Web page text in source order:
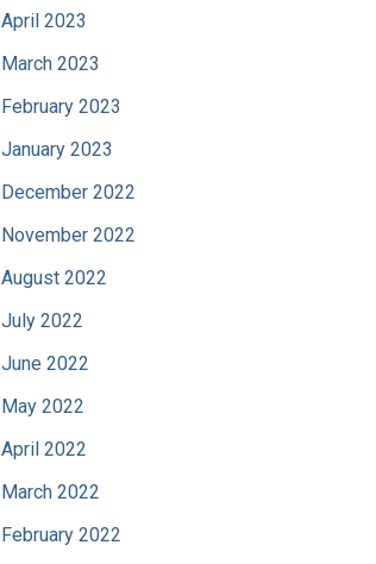
April 2023
March 2023
February 2023
January 2023
December 2022
November 2022
August 2022
July 2022
June 2022
May 2022
April 2022
March 2022
February 2022